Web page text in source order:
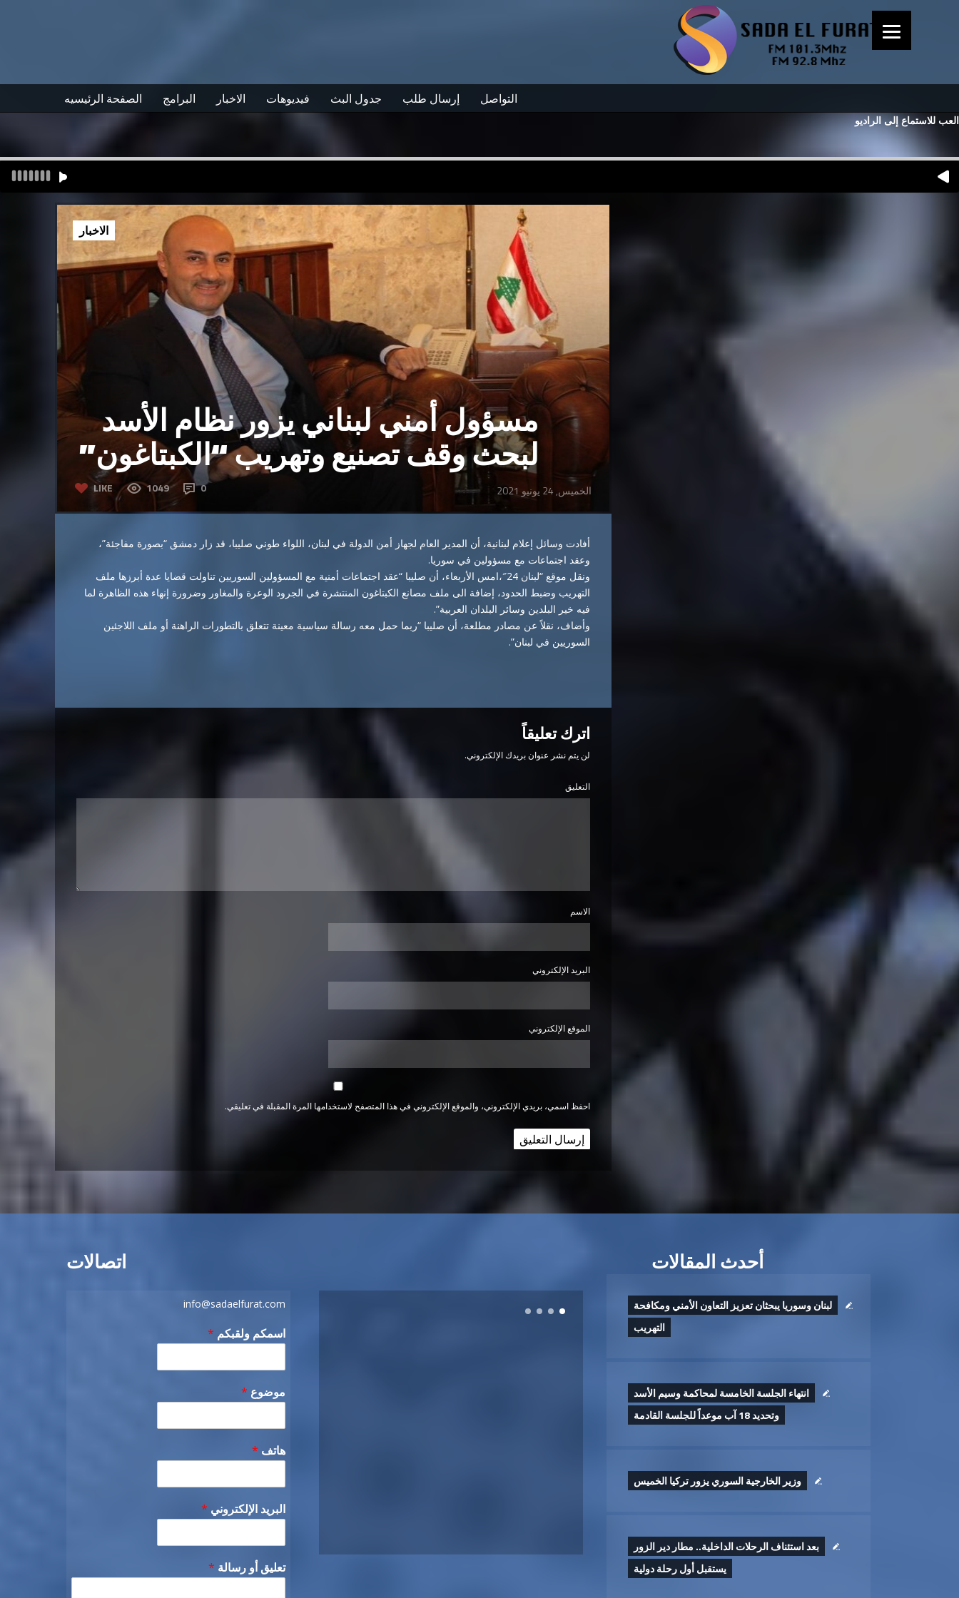
الصفحة الرئيسيه البرامج الاخبار فيديوهات جدول البث إرسال طلب التواصل
العب للاستماع إلى الراديو
مسؤول أمني لبناني يزور نظام الأسد
لبحث وقف تصنيع وتهريب “الكبتاغون”
LIKE 1049 0 الخميس, 24 يونيو 2021
الاخبار
أفادت وسائل إعلام لبنانية، أن المدير العام لجهاز أمن الدولة في لبنان، اللواء طوني صليبا، قد زار دمشق “بصورة مفاجئة”،
وعقد اجتماعات مع مسؤولين في سوريا.
ونقل موقع “لبنان 24″،امس الأربعاء، أن صليبا “عقد اجتماعات أمنية مع المسؤولين السوريين تناولت قضايا عدة أبرزها ملف
التهريب وضبط الحدود، إضافة الى ملف مصانع الكبتاغون المنتشرة في الجرود الوعرة والمغاور وضرورة إنهاء هذه الظاهرة لما
فيه خير البلدين وسائر البلدان العربية”.
وأضاف، نقلاً عن مصادر مطلعة، أن صليبا “ربما حمل معه رسالة سياسية معينة تتعلق بالتطورات الراهنة أو ملف اللاجئين
السوريين في لبنان”.
اترك تعليقاً
لن يتم نشر عنوان بريدك الإلكتروني.
التعليق
الاسم
البريد الإلكتروني
الموقع الإلكتروني
احفظ اسمي، بريدي الإلكتروني، والموقع الإلكتروني في هذا المتصفح لاستخدامها المرة المقبلة في تعليقي.
اتصالات
info@sadaelfurat.com
اسمكم ولقبكم *
موضوع *
هاتف *
البريد الإلكتروني *
تعليق أو رسالة *
أحدث المقالات
لبنان وسوريا يبحثان تعزيز التعاون الأمني ومكافحة
التهريب
انتهاء الجلسة الخامسة لمحاكمة وسيم الأسد
وتحديد 18 آب موعداً للجلسة القادمة
وزير الخارجية السوري يزور تركيا الخميس
بعد استئناف الرحلات الداخلية.. مطار دير الزور
يستقبل أول رحلة دولية